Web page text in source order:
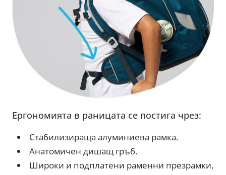
Ергономията в раницата се постига чрез:
Стабилизираща алуминиева рамка.
Анатомичен дишащ гръб.
Широки и подплатени раменни презрамки,